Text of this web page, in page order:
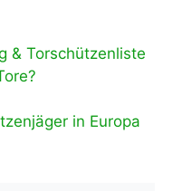
& Torschützenliste
in Europa